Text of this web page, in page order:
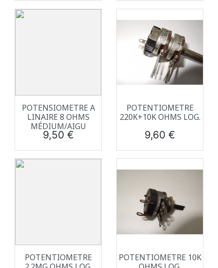
POTENSIOMETRE A
LINAIRE 8 OHMS
MÉDIUM/AIGU
Prix
9,50 €
POTENTIOMETRE
220K+10K OHMS LOG.
Prix
9,60 €
POTENTIOMETRE
POTENTIOMETRE 10K